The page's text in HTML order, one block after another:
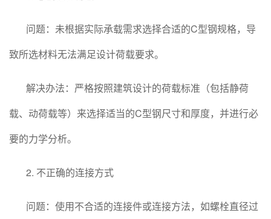
问题：未根据实际承载需求选择合适的C型钢规格，导
致所选材料无法满足设计荷载要求。
解决办法：严格按照建筑设计的荷载标准（包括静荷
载、动荷载等）来选择适当的C型钢尺寸和厚度，并进行必
要的力学分析。
2. 不正确的连接方式
问题：使用不合适的连接件或连接方法，如螺栓直径过